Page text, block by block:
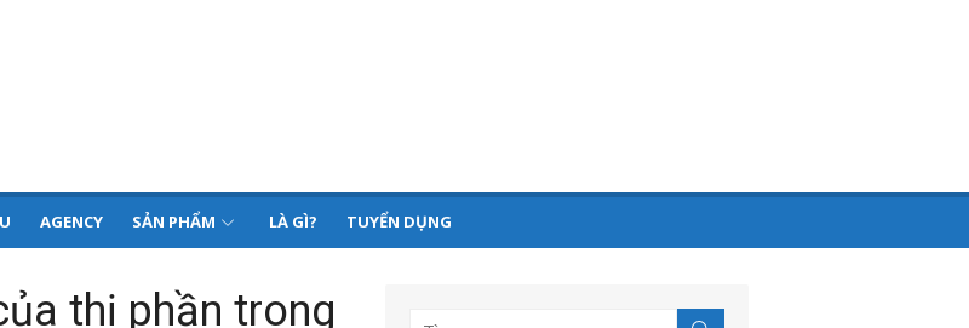
AGENCY SẢN PHẨM LÀ GÌ? TUYỂN DỤNG
thị phần trong
Tìm